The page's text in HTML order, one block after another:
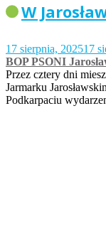
W
17 sierpnia, 202517
BOP PSONI
Przez cztery dni
Jarmarku
Podkarpaciu